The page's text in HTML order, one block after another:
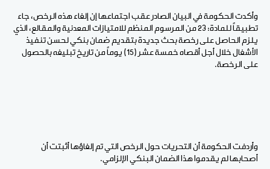
وأكدت الحكومة في البيان الصادر عقب اجتماعها إن إلغاء هذه الرخص، جاء
تطبيقاً للمادة: 23 من المرسوم المنظم للامتيازات المعدنية والمقالع، الذي
يلزم الحاصل على رخصة بحث جديدة بتقديم ضمان بنكي لحسن تنفيذ
الأشغال خلال أجل أقصاه خمسة عشر (15) يوماً من تاريخ تبليغه بالحصول
على الرخصة.
وأردفت الحكومة أن التحريات حول الرخص التي تم إلغاؤها أثبتت أن
أصحابها لم يقدموا هذا الضمان البنكي الإلزامي.